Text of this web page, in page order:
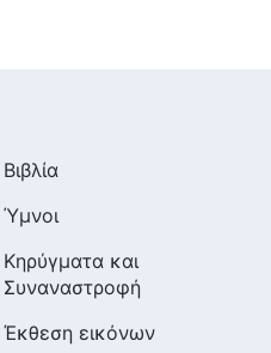
Βιβλία
Ύμνοι
Κηρύγματα και
Συναναστροφή
Έκθεση εικόνων